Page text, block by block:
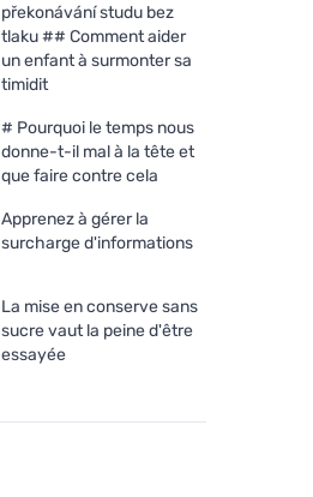
překonávání studu bez
tlaku ## Comment aider
un enfant à surmonter sa
timidit
# Pourquoi le temps nous
donne-t-il mal à la tête et
que faire contre cela
Apprenez à gérer la
surcharge d'informations
La mise en conserve sans
sucre vaut la peine d'être
essayée